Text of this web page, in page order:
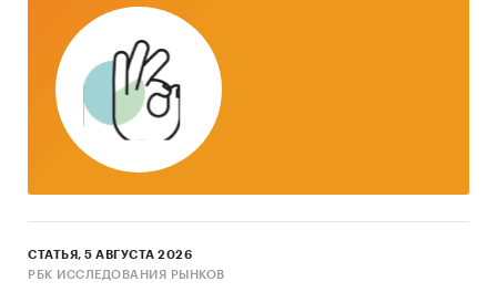
сады.
Процесс ликвидации ясельных групп в
дошкольных образовательных
учреждениях начался в 2012 году,
параллельно с развитием системы
электронной записи в сады.
Только для ***% детей, которым *** года,
государство может дать место в детском
саду. После принятия нового закона про
дошкольное образование, ситуация еще
СТАТЬЯ, 5 АВГУСТА 2026
РБК ИССЛЕДОВАНИЯ РЫНКОВ